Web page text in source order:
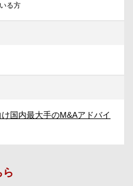
る方
国内最大手のM&Aアドバイ